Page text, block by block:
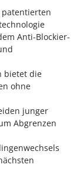
patentierten
Anti-Blockier-
bietet die
ohne
junger
Abgrenzen